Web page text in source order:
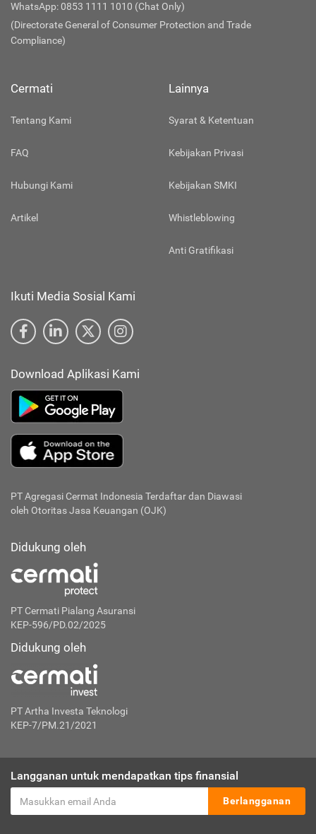
WhatsApp: 0853 1111 1010 (Chat Only)
(Directorate General of Consumer Protection and Trade
Compliance)
Cermati
Tentang Kami
FAQ
Hubungi Kami
Artikel
Lainnya
Syarat & Ketentuan
Kebijakan Privasi
Kebijakan SMKI
Whistleblowing
Anti Gratifikasi
Ikuti Media Sosial Kami
Download Aplikasi Kami
PT Agregasi Cermat Indonesia Terdaftar dan Diawasi
oleh Otoritas Jasa Keuangan (OJK)
Didukung oleh
PT Cermati Pialang Asuransi
KEP-596/PD.02/2025
Didukung oleh
PT Artha Investa Teknologi
KEP-7/PM.21/2021
Langganan untuk mendapatkan tips finansial
Berlangganan